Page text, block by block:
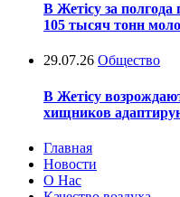
В Жетісу за
105 тысяч тонн
29.07.26 Общество
В Жетісу
хищников
Главная
Новости
О Нас